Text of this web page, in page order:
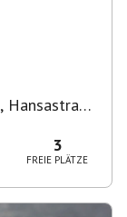
, Hansastraße
3
FREIE PLÄTZE